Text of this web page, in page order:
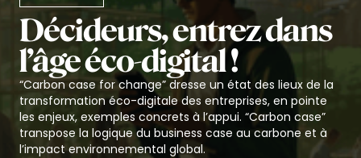
Décideurs, entrez dans
l’âge éco-digital !
“Carbon case for change” dresse un état des lieux de la
transformation éco-digitale des entreprises, en pointe
les enjeux, exemples concrets à l’appui. “Carbon case”
transpose la logique du business case au carbone et à
l’impact environnemental global.